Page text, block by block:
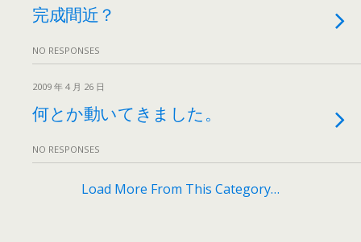
完成間近？
NO RESPONSES
2009 年 4 月 26 日
何とか動いてきました。
NO RESPONSES
Load More From This Category…